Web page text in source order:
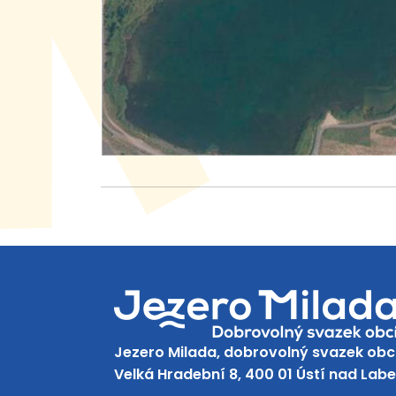
Jezero Milada, dobrovolný svazek
Velká Hradební 8, 400 01 Ústí nad